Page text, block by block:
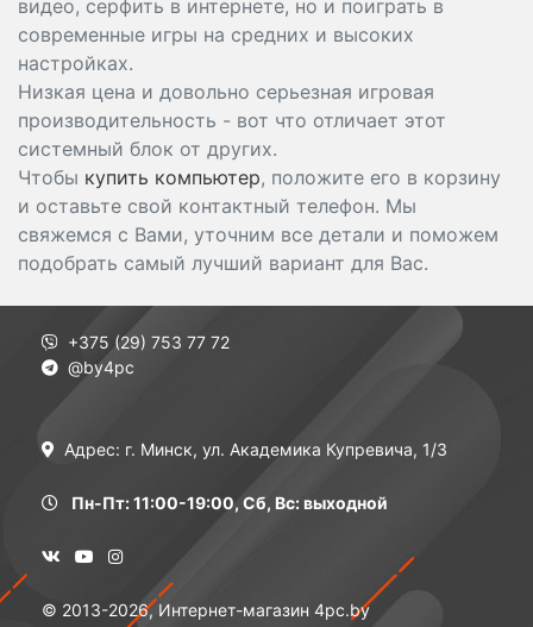
видео, серфить в интернете, но и поиграть в
современные игры на средних и высоких
настройках.
Низкая цена и довольно серьезная игровая
производительность - вот что отличает этот
системный блок от других.
Чтобы купить компьютер, положите его в корзину
и оставьте свой контактный телефон. Мы
свяжемся с Вами, уточним все детали и поможем
подобрать самый лучший вариант для Вас.
+375 (29) 753 77 72
@by4pc
Адрес: г. Минск, ул. Академика Купревича, 1/3
Пн-Пт: 11:00-19:00, Сб, Вс: выходной
© 2013-2026, Интернет-магазин 4pc.by